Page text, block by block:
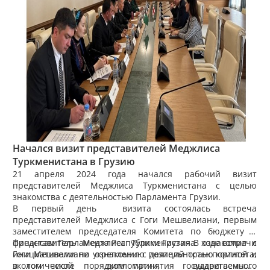
Начался визит представителей Меджлиса
Туркменистана в Грузию
21 апреля 2024 года начался рабочий визит
представителей Меджлиса Туркменистана с целью
знакомства с деятельностью Парламента Грузии.
В первый день визита состоялась встреча
представителей Меджлиса с Гоги Мешвелиани, первым
заместителем председателя Комитета по бюджету и
финансам Парламента Республики Грузия В ходе встречи
Гоги Мешвелиани ознакомил с ​​деятельностью комитета,
в том числе порядком принятия государственного
Представитель Меджлиса Туркменистана ознакомил с
инициативами по укреплению позиций транспортной и
экологической дипломатии, выдвигаемыми